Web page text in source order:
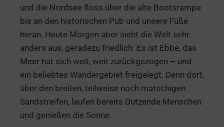
und die Nordsee floss über die alte Bootsrampe
bis an den historischen Pub und unsere Füße
heran. Heute Morgen aber sieht die Welt sehr
anders aus, geradezu friedlich: Es ist Ebbe, das
Meer hat sich weit, weit zurückgezogen – und
ein beliebtes Wandergebiet freigelegt. Denn dort,
über den breiten, teilweise noch matschigen
Sandstreifen, laufen bereits Dutzende Menschen
und genießen die Sonne.